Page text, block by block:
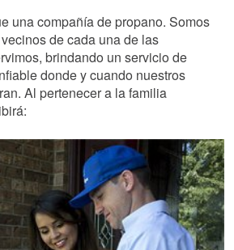
una compañía de propano. Somos
de cada una de las
brindando un servicio de
donde y cuando nuestros
Al pertenecer a la familia